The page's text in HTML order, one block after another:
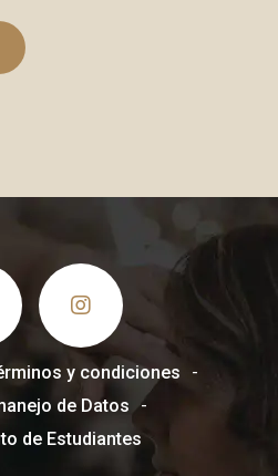
y condiciones
de Datos
de Estudiantes